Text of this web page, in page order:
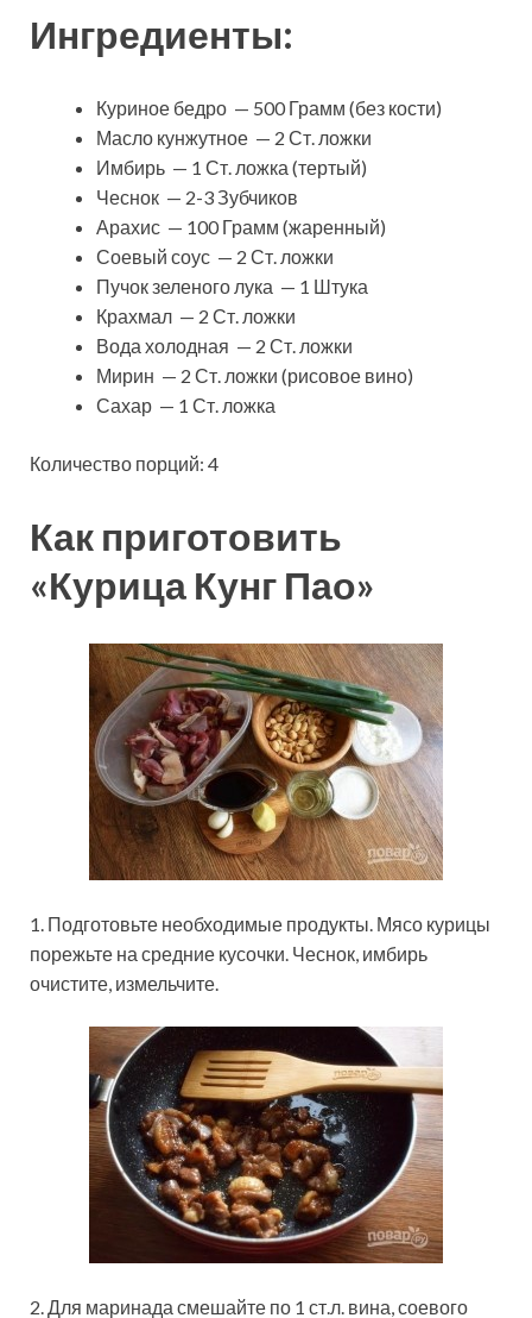
Ингредиенты:
Куриное бедро — 500 Грамм (без кости)
Масло кунжутное — 2 Ст. ложки
Имбирь — 1 Ст. ложка (тертый)
Чеснок — 2-3 Зубчиков
Арахис — 100 Грамм (жаренный)
Соевый соус — 2 Ст. ложки
Пучок зеленого лука — 1 Штука
Крахмал — 2 Ст. ложки
Вода холодная — 2 Ст. ложки
Мирин — 2 Ст. ложки (рисовое вино)
Сахар — 1 Ст. ложка
Количество порций: 4
Как приготовить
«Курица Кунг Пао»
1. Подготовьте необходимые продукты. Мясо курицы
порежьте на средние кусочки. Чеснок, имбирь
очистите, измельчите.
2. Для маринада смешайте по 1 ст.л. вина, соевого